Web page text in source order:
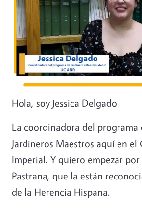
Hola, soy Jessica Delgado.
La coordinadora del programa
Jardineros Maestros aquí en el
Imperial. Y quiero empezar
Pastrana, que la están
de la Herencia Hispana.